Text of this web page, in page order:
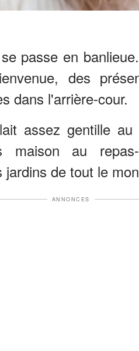
passe en
des
dans l'arrière-cour.
assez gentille
maison au
de tout le
ANNONCES